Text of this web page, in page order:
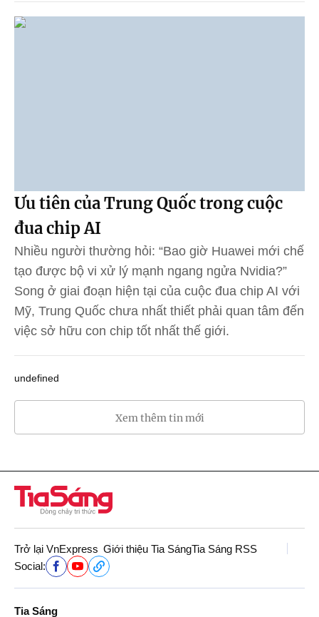
Ưu tiên của Trung Quốc trong cuộc
đua chip AI
Nhiều người thường hỏi: “Bao giờ Huawei mới chế
tạo được bộ vi xử lý mạnh ngang ngửa Nvidia?”
Song ở giai đoạn hiện tại của cuộc đua chip AI với
Mỹ, Trung Quốc chưa nhất thiết phải quan tâm đến
việc sở hữu con chip tốt nhất thế giới.
undefined
Xem thêm tin mới
Trở lại VnExpress Giới thiệu Tia SángTia Sáng RSS
Social:
Tia Sáng